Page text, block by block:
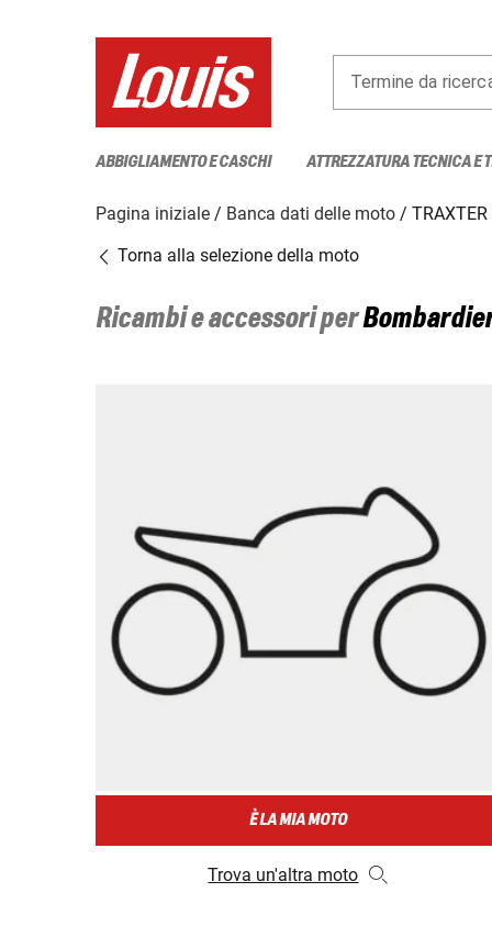
Termine da
ABBIGLIAMENTO E CASCHI ATTREZZATURA TECNICA E
Pagina iniziale Banca dati delle moto
Torna alla selezione della moto
Ricambi e accessori per
È LA MIA MOTO
Trova un'altra moto